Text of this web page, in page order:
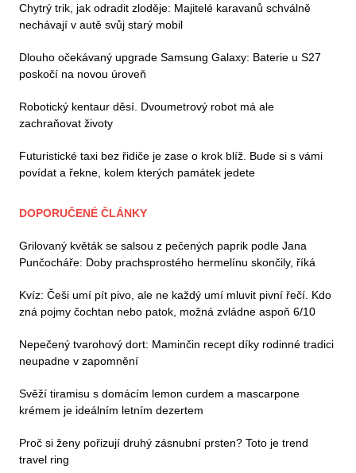
Chytrý trik, jak odradit zloděje: Majitelé karavanů schválně
nechávají v autě svůj starý mobil
Dlouho očekávaný upgrade Samsung Galaxy: Baterie u S27
poskočí na novou úroveň
Robotický kentaur děsí. Dvoumetrový robot má ale
zachraňovat životy
Futuristické taxi bez řidiče je zase o krok blíž. Bude si s vámi
povídat a řekne, kolem kterých památek jedete
DOPORUČENÉ ČLÁNKY
Grilovaný květák se salsou z pečených paprik podle Jana
Punčocháře: Doby prachsprostého hermelínu skončily, říká
Kvíz: Češi umí pít pivo, ale ne každý umí mluvit pivní řečí. Kdo
zná pojmy čochtan nebo patok, možná zvládne aspoň 6/10
Nepečený tvarohový dort: Maminčin recept díky rodinné tradici
neupadne v zapomnění
Svěží tiramisu s domácím lemon curdem a mascarpone
krémem je ideálním letním dezertem
Proč si ženy pořizují druhý zásnubní prsten? Toto je trend
travel ring